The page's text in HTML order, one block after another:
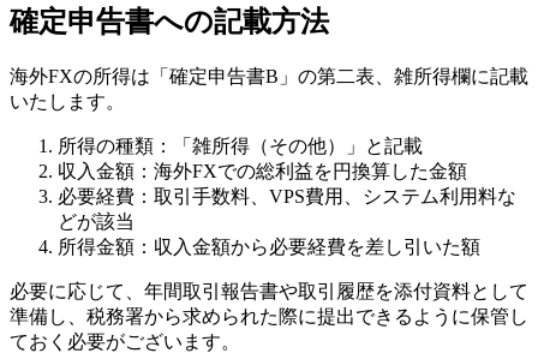
確定申告書への記載方法
海外FXの所得は「確定申告書B」の第二表、雑所得欄に記載
いたします。
所得の種類：「雑所得（その他）」と記載
収入金額：海外FXでの総利益を円換算した金額
必要経費：取引手数料、VPS費用、システム利用料な
どが該当
所得金額：収入金額から必要経費を差し引いた額
必要に応じて、年間取引報告書や取引履歴を添付資料として
準備し、税務署から求められた際に提出できるように保管し
ておく必要がございます。